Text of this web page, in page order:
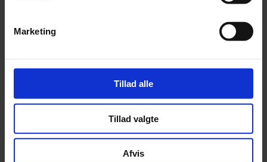
Marketing
Tillad alle
Tillad valgte
Afvis
Bodil
Bouclé
Eco Baby
Eco Soft fine
Nellie